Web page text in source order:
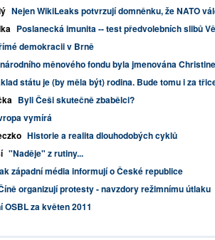
Nejen WikiLeaks potvrzují domněnku, že NATO
Poslanecká imunita -- test předvolebních slibů
demokracii v Brně
měnového fondu byla jmenována
státu je (by měla být) rodina. Bude tomu i za
Byli Češi skutečně zbabělci?
vymírá
Historie a realita dlouhodobých cyklů
"Naděje" z rutiny...
západní média informují o České republice
organizují protesty - navzdory režimnímu útlaku
OSBL za květen 2011